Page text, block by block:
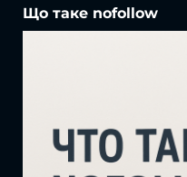
Що таке nofollow